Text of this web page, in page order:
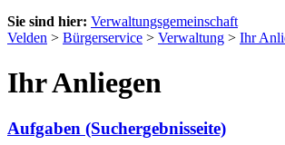
Sie sind hier: Verwaltungsgemeinschaft
Velden > Bürgerservice > Verwaltung > Ihr
Ihr Anliegen
Aufgaben (Suchergebnisseite)